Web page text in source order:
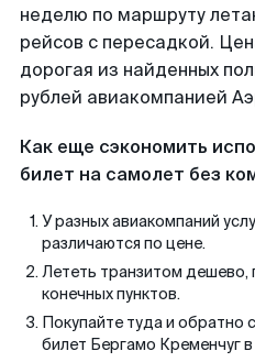
неделю по маршруту
рейсов с пересадкой.
дорогая из найденных
рублей авиакомпанией
Как еще сэкономить
билет на самолет без
У разных авиакомпаний
различаются по цене.
Лететь транзитом дешево,
конечных пунктов.
Покупайте туда и обратно
билет Бергамо Кременчуг